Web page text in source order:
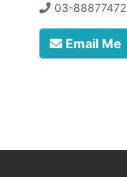
03-88877472
Email Me